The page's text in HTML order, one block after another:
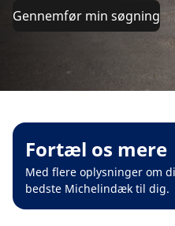
Gennemfør min søgning
Fortæl os mere
Med flere oplysninger om
bedste Michelindæk til dig.